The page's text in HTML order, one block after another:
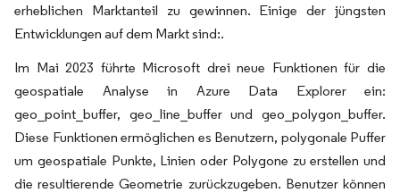
erheblichen Marktanteil zu gewinnen. Einige der jüngsten
Entwicklungen auf dem Markt sind:.
Im Mai 2023 führte Microsoft drei neue Funktionen für die
geospatiale Analyse in Azure Data Explorer ein:
geo_point_buffer, geo_line_buffer und geo_polygon_buffer.
Diese Funktionen ermöglichen es Benutzern, polygonale Puffer
um geospatiale Punkte, Linien oder Polygone zu erstellen und
die resultierende Geometrie zurückzugeben. Benutzer können